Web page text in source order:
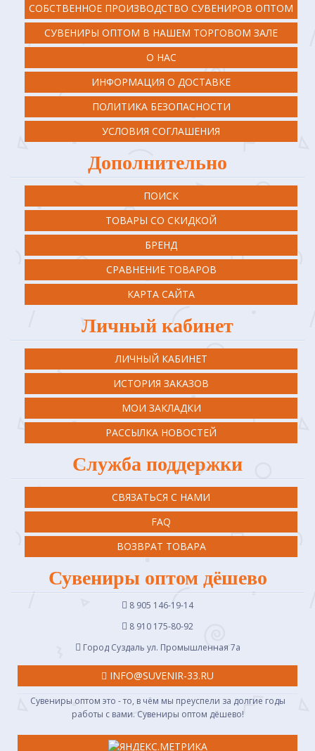
СОБСТВЕННОЕ ПРОИЗВОДСТВО СУВЕНИРОВ ОПТОМ
СУВЕНИРЫ ОПТОМ В НАШЕМ ТОРГОВОМ ЗАЛЕ
О НАС
ИНФОРМАЦИЯ О ДОСТАВКЕ
ПОЛИТИКА БЕЗОПАСНОСТИ
УСЛОВИЯ СОГЛАШЕНИЯ
Дополнительно
ПОИСК
ТОВАРЫ СО СКИДКОЙ
БРЕНД
СРАВНЕНИЕ ТОВАРОВ
КАРТА САЙТА
Личный кабинет
ЛИЧНЫЙ КАБИНЕТ
ИСТОРИЯ ЗАКАЗОВ
МОИ ЗАКЛАДКИ
РАССЫЛКА НОВОСТЕЙ
Служба поддержки
СВЯЗАТЬСЯ С НАМИ
FAQ
ВОЗВРАТ ТОВАРА
Сувениры оптом дёшево
8 905 146-19-14
8 910 175-80-92
Город Суздаль ул. Промышленная 7a
INFO@SUVENIR-33.RU
Сувениры оптом это - то, в чём мы преуспели за долгие годы
работы с вами. Сувениры оптом дёшево!